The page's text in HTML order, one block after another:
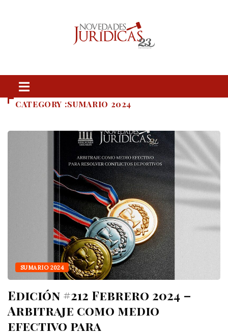
CATEGORY :SUMARIO 2024
SUMARIO 2024
Edición #212 Febrero 2024 –
Arbitraje como medio
efectivo para